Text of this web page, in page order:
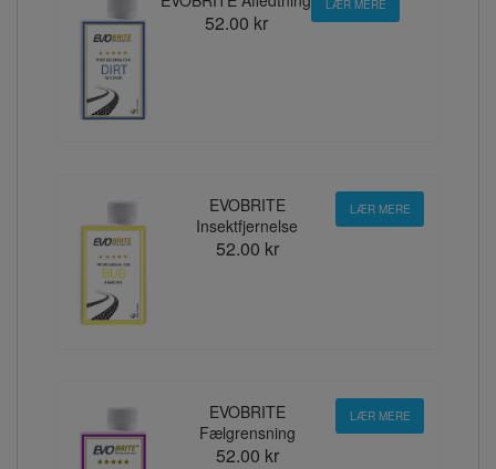
52.00 kr
LÆR MERE
EVOBRITE
Insektfjernelse
52.00 kr
LÆR MERE
EVOBRITE
Fælgrensning
52.00 kr
LÆR MERE